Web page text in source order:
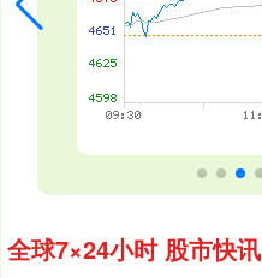
全球7×24小时 股市快讯